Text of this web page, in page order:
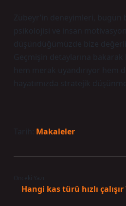
Zübeyr’in deneyimleri, bugün
psikolojisi ve insan
düşündüğümüzde bize değerli
Geçmişin detaylarına bakarak
hem merak uyandırıyor hem
hayatımızda stratejik
Tarih: Makaleler
Hangi kas türü hızlı çalışır